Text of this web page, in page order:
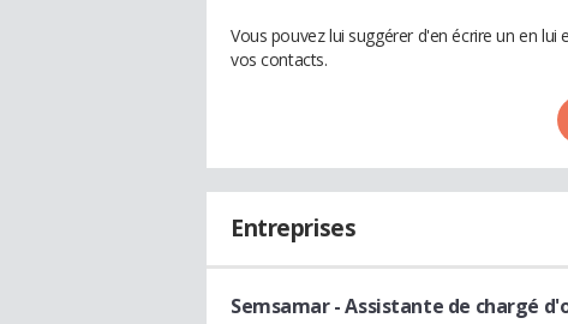
Vous pouvez lui suggérer d'en écrire un en
vos contacts.
Entreprises
Semsamar- Assistante de chargé